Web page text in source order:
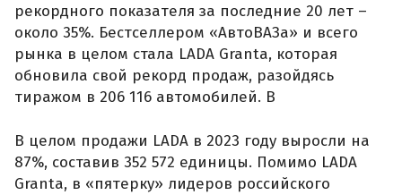
рекордного показателя за последние 20 лет –
около 35%. Бестселлером «АвтоВАЗа» и всего
рынка в целом стала LADA Granta, которая
обновила свой рекорд продаж, разойдясь
тиражом в 206 116 автомобилей. В
В целом продажи LADA в 2023 году выросли на
87%, составив 352 572 единицы. Помимо LADA
Granta, в «пятерку» лидеров российского